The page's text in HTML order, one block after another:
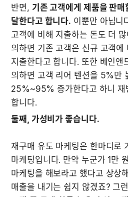
반면, 기존 고객에게 제품을 판
달한다고 합니다. 이뿐만 아닙니
고객에 비해 지출하는 돈도 더
의하면 기존 고객은 신규 고객
지출한다고 합니다. 또한 베인앤
의하면 고객 리어 텐션을 5%만
25%~95% 증가한다고 하니 재
합니다.
재구매 유도 마케팅은 한마디로
마케팅입니다. 만약 누군가 1만
마케팅을 해보라고 했다고 상상
매출을 내기는 쉽지 않겠죠? 그